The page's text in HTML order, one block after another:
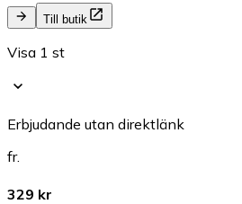
Till butik
Visa 1 st
Erbjudande utan direktlänk
fr.
329 kr